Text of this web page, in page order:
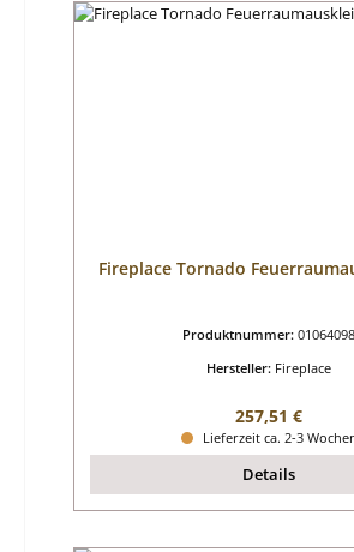
Fireplace Tornado
Produktnummer: 01064098
Hersteller: Fireplace
Regulärer Preis:
257,51 €
Lieferzeit ca. 2-3
Details